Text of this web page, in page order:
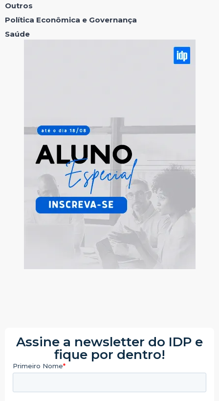
Outros
Política Econômica e Governança
Saúde
Assine a newsletter do IDP e
fique por dentro!